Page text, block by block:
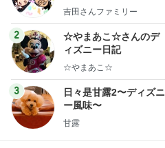
y Ameba 吉田さんファ
ログ
吉田さんファミリー
2
☆やまあこ☆さんのデ
ィズニー日記
☆やまあこ☆
3
日々是甘露2〜ディズニ
ー風味〜
甘露